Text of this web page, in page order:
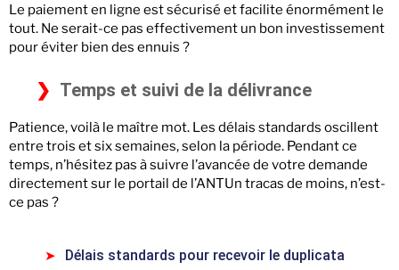
Le paiement en ligne est sécurisé et facilite énormément le
tout. Ne serait-ce pas effectivement un bon investissement
pour éviter bien des ennuis ?
Temps et suivi de la délivrance
Patience, voilà le maître mot. Les délais standards oscillent
entre trois et six semaines, selon la période. Pendant ce
temps, n’hésitez pas à suivre l’avancée de votre demande
directement sur le portail de l’ANTUn tracas de moins, n’est-
ce pas ?
Délais standards pour recevoir le duplicata